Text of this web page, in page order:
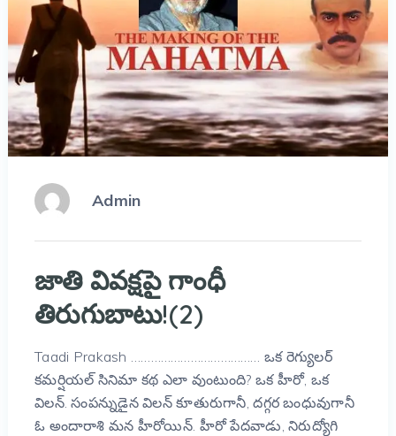
Admin
జాతి వివక్షపై గాంధీ
తిరుగుబాటు!(2)
Taadi Prakash ………………………………… ఒక రెగ్యులర్‌
కమర్షియల్‌ సినిమా కథ ఎలా వుంటుంది? ఒక హీరో, ఒక
విలన్‌. సంపన్నుడైన విలన్‌ కూతురుగానీ, దగ్గర బంధువుగానీ
ఓ అందారాశి మన హీరోయిన్‌. హీరో పేదవాడు, నిరుద్యోగి